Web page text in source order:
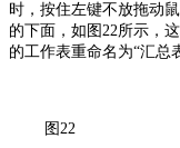
时，按住左键不放拖动
的下面，如图22所示，
的工作表重命名为“汇总
图22